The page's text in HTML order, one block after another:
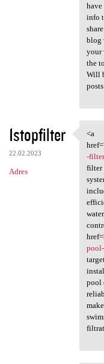
have
info
blog
your
the
Will
1stopfilter
22.02.2023
Adres
<a
<a
-
filter
href=
pool